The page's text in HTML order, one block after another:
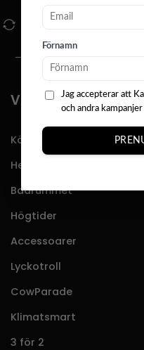
Förnamn
Jag accepterar att
och andra
14 DAGARS ÖPPET KÖP
VÅRT SORTIMENT
Köket
Hemmet
Badrummet
Högtider
Accessoarer
Lyckotroll
CowParade
Klimatsmart
3 för 2